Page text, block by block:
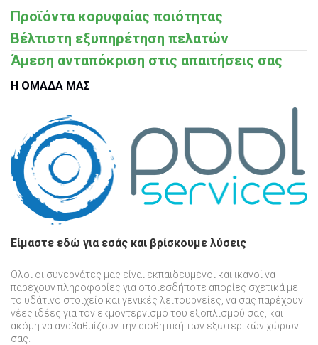
Προϊόντα κορυφαίας ποιότητας
Βέλτιστη εξυπηρέτηση πελατών
Άμεση ανταπόκριση στις απαιτήσεις σας
Η ΟΜΑΔΑ ΜΑΣ
Είμαστε εδώ για εσάς και βρίσκουμε λύσεις
Όλοι οι συνεργάτες μας είναι εκπαιδευμένοι και ικανοί να
παρέχουν πληροφορίες για οποιεσδήποτε απορίες σχετικά με
το υδάτινο στοιχείο και γενικές λειτουργείες να σας παρέχουν
νέες ιδέες για τον εκμοντερνισμό του εξοπλισμού σας, και
ακόμη να αναβαθμίζουν την αισθητική των εξωτερικών χώρων
σας